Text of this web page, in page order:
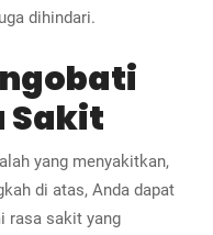
dihindari.
Sakit
yang menyakitkan,
di atas, Anda dapat
rasa sakit yang